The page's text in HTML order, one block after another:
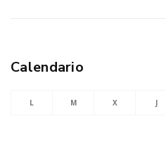
Calendario
L M X J